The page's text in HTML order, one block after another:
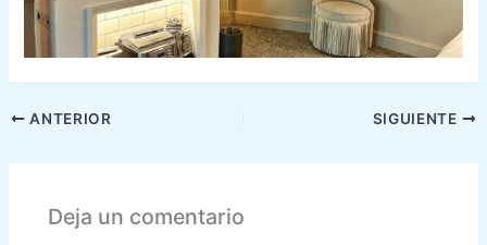
ANTERIOR SIGUIENTE
Deja un comentario